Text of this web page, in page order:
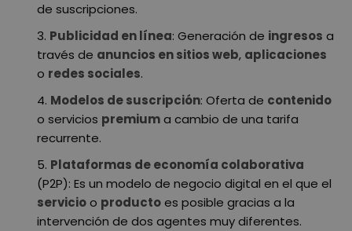
de suscripciones.
Publicidad en línea: Generación de ingresos a
través de anuncios en sitios web, aplicaciones
o redes sociales.
Modelos de suscripción: Oferta de contenido
o servicios premiuma cambio de una tarifa
recurrente.
Plataformas de economía colaborativa
(P2P): Es un modelo de negocio digital en el que el
servicioo productoes posible gracias a la
intervención de dos agentes muy diferentes.